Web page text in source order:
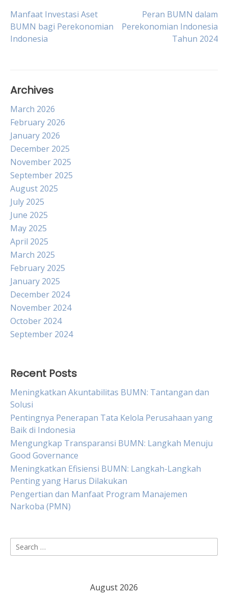
Post
navigation
Manfaat Investasi Aset
BUMN bagi Perekonomian
Indonesia
Peran BUMN dalam
Perekonomian Indonesia
Tahun 2024
Archives
March 2026
February 2026
January 2026
December 2025
November 2025
September 2025
August 2025
July 2025
June 2025
May 2025
April 2025
March 2025
February 2025
January 2025
December 2024
November 2024
October 2024
September 2024
Recent Posts
Meningkatkan Akuntabilitas BUMN: Tantangan dan
Solusi
Pentingnya Penerapan Tata Kelola Perusahaan yang
Baik di Indonesia
Mengungkap Transparansi BUMN: Langkah Menuju
Good Governance
Meningkatkan Efisiensi BUMN: Langkah-Langkah
Penting yang Harus Dilakukan
Pengertian dan Manfaat Program Manajemen
Narkoba (PMN)
Search
for:
August 2026